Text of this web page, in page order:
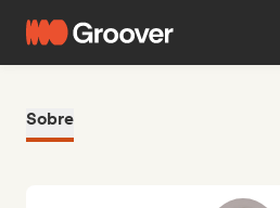
Sobre